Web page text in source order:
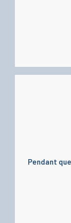
Pendant